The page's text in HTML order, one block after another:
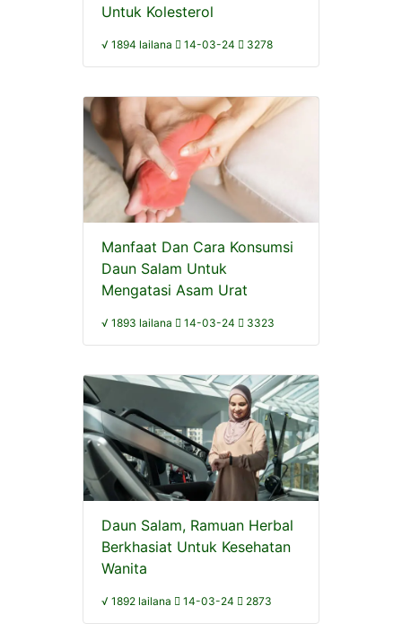
Untuk Kolesterol
√ 1894 lailana 14-03-24 3278
Manfaat Dan Cara Konsumsi
Daun Salam Untuk
Mengatasi Asam Urat
√ 1893 lailana 14-03-24 3323
Daun Salam, Ramuan Herbal
Berkhasiat Untuk Kesehatan
Wanita
√ 1892 lailana 14-03-24 2873